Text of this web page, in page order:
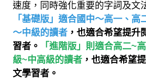
速度，同時強化重要的字詞及文
「基礎版」適合國中～高一、高
～中級的讀者 ，也適合希望提升
習者。
「進階版」則適合高二~
級~中高級的讀者 ，也適合希望
文學習者。